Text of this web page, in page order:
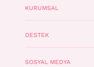
KURUMSAL
DESTEK
SOSYAL MEDYA